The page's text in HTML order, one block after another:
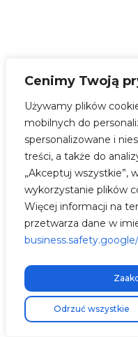
Cenimy Twoją
Używamy plików
mobilnych do
spersonalizowane i
treści, a także do
„Akceptuj wszystkie”,
wykorzystanie plików
Więcej informacji na
przetwarza dane w
Odrzuć wszystkie
Darmowa